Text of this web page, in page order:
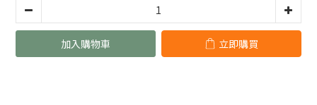
加入購物車 立即購買